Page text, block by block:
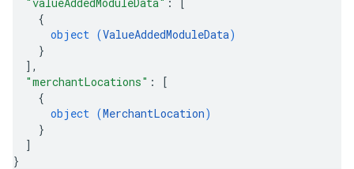
{
object (ValueAddedModuleData)
}
] ,
"merchantLocations" :
[
{
object (MerchantLocation)
}
]
}